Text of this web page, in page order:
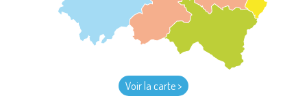
Voir la carte >